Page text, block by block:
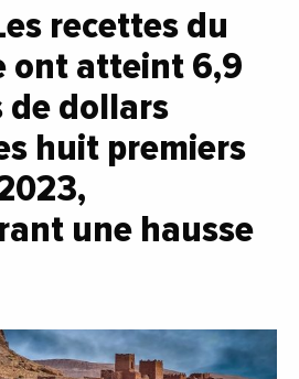
recettes du
ont atteint 6,9
dollars
huit premiers
une hausse